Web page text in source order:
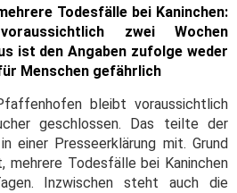
Todesfälle bei Kaninchen:
zwei Wochen
ist den Angaben zufolge weder
Menschen gefährlich
bleibt voraussichtlich
geschlossen. Das teilte der
einer Presseerklärung mit. Grund
mehrere Todesfälle bei Kaninchen
Inzwischen steht auch die